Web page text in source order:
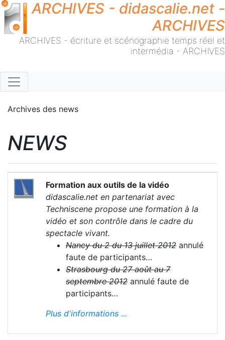
ARCHIVES - didascalie.net -
ARCHIVES
ARCHIVES - écriture et scénographie temps réel et
intermédia - ARCHIVES
Archives des news
NEWS
Formation aux outils de la vidéo
didascalie.net en partenariat avec
Techniscene propose une formation à la
vidéo et son contrôle dans le cadre du
spectacle vivant.
Nancy du 2 du 13 juillet 2012 annulé
faute de participants…
Strasbourg du 27 août au 7
septembre 2012 annulé faute de
participants…
Plus d'informations ...